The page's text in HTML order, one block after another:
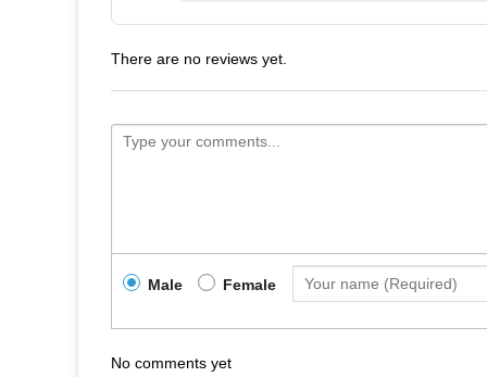
There are no reviews yet.
Male Female
No comments yet